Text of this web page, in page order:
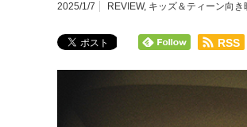
2025/1/7 REVIEW, キッズ＆ティーン向き
RSS